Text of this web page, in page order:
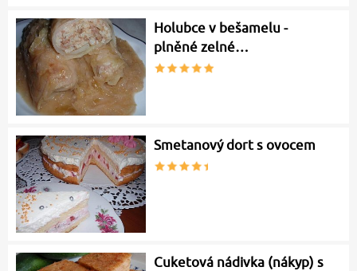
Holubce v bešamelu -
plněné zelné…
Smetanový dort s ovocem
Cuketová nádivka (nákyp) s